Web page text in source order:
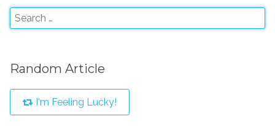
Random Article
I'm Feeling Lucky!